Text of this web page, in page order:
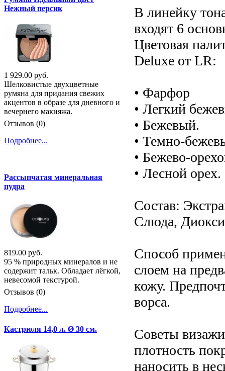
В линейку
входят 6
Цветовая
Deluxe от LR:
• Фарфор
• Легкий
• Бежевый.
• Темно-
• Бежево-
• Лесной орех.
Состав:
Слюда,
Способ
слоем на
кожу.
ворса.
Советы
плотность
наносить в
Нежный персик
1 929.00 руб.
Шелковистые двухцветные
румяна для придания свежих
акцентов в образе для дневного и
вечернего макияжа.
Отзывов (0)
Подробнее...
Рассыпчатая минеральная
пудра
819.00 руб.
95 % природных минералов и не
содержит тальк. Обладает лёгкой,
невесомой текстурой.
Отзывов (0)
Подробнее...
Кастрюля 14,0 л. Ø 30 см.